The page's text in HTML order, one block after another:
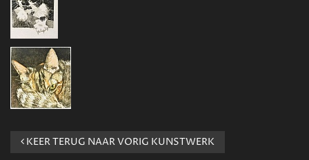
KEER TERUG NAAR VORIG KUNSTWERK